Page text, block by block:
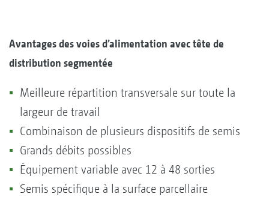
Avantages des voies d’alimentation avec tête de
distribution segmentée
Meilleure répartition transversale sur toute la
largeur de travail
Combinaison de plusieurs dispositifs de semis
Grands débits possibles
Équipement variable avec 12 à 48 sorties
Semis spécifique à la surface parcellaire